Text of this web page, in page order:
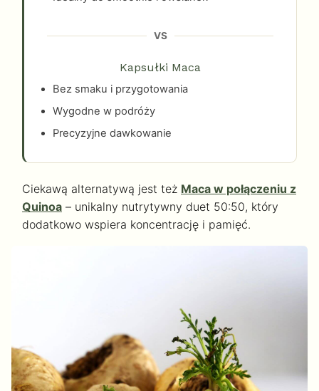
VS
Kapsułki Maca
Bez smaku i przygotowania
Wygodne w podróży
Precyzyjne dawkowanie
Ciekawą alternatywą jest też Maca w połączeniu z
Quinoa – unikalny nutrytywny duet 50:50, który
dodatkowo wspiera koncentrację i pamięć.